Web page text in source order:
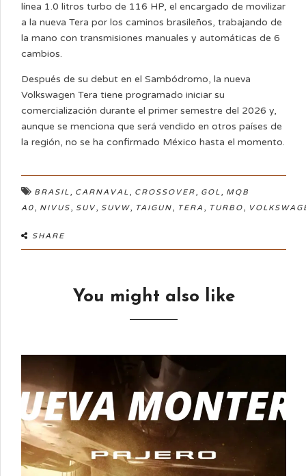
línea 1.0 litros turbo de 116 HP, el encargado de movilizar
a la nueva Tera por los caminos brasileños, trabajando de
la mano con transmisiones manuales y automáticas de 6
cambios.
Después de su debut en el Sambódromo, la nueva
Volkswagen Tera tiene programado iniciar su
comercialización durante el primer semestre del 2026 y,
aunque se menciona que será vendido en otros países de
la región, no se ha confirmado México hasta el momento.
BRASIL, CARNAVAL, CROSSOVER, GOL, MQB
A0, NIVUS, SUV, SUVW, TAIGUN, TERA , TURBO,
SHARE
You might also like